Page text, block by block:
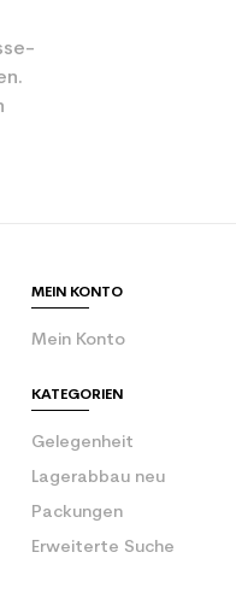
MEIN KONTO
Mein Konto
KATEGORIEN
Gelegenheit
Lagerabbau neu
Packungen
Erweiterte Suche